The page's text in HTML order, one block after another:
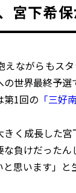
宮下希
えながらもス
の世界最終予
第1回の 「三好
きく成長した
な負けだった
思います」と